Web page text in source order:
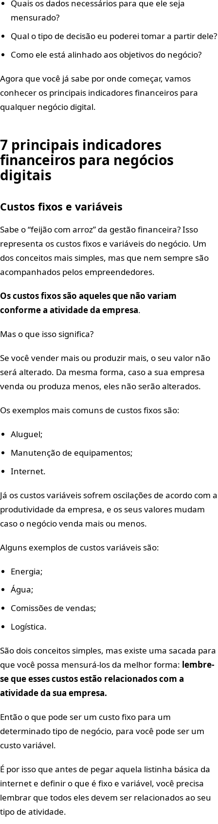
Quais os dados necessários para que ele seja
mensurado?
Qual o tipo de decisão eu poderei tomar a partir dele?
Como ele está alinhado aos objetivos do negócio?
Agora que você já sabe por onde começar, vamos
conhecer os principais indicadores financeiros para
qualquer negócio digital.
7 principais indicadores
financeiros para negócios
digitais
Custos fixos e variáveis
Sabe o “feijão com arroz” da gestão financeira? Isso
representa os custos fixos e variáveis do negócio. Um
dos conceitos mais simples, mas que nem sempre são
acompanhados pelos empreendedores.
Os custos fixos são aqueles que não variam
conforme a atividade da empresa.
Mas o que isso significa?
Se você vender mais ou produzir mais, o seu valor não
será alterado. Da mesma forma, caso a sua empresa
venda ou produza menos, eles não serão alterados.
Os exemplos mais comuns de custos fixos são:
Aluguel;
Manutenção de equipamentos;
Internet.
Já os custos variáveis sofrem oscilações de acordo com a
produtividade da empresa, e os seus valores mudam
caso o negócio venda mais ou menos.
Alguns exemplos de custos variáveis são:
Energia;
Água;
Comissões de vendas;
Logística.
São dois conceitos simples, mas existe uma sacada para
que você possa mensurá-los da melhor forma: lembre-
se que esses custos estão relacionados com a
atividade da sua empresa.
Então o que pode ser um custo fixo para um
determinado tipo de negócio, para você pode ser um
custo variável.
É por isso que antes de pegar aquela listinha básica da
internet e definir o que é fixo e variável, você precisa
lembrar que todos eles devem ser relacionados ao seu
tipo de atividade.